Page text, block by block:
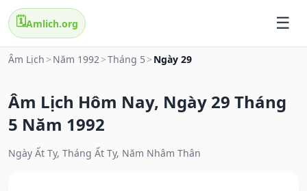
🗓️Amlich.org
Âm Lịch > Năm 1992>Tháng 5 > Ngày 29
Âm Lịch Hôm Nay, Ngày 29 Tháng
5 Năm 1992
Ngày Ất Tỵ, Tháng Ất Tỵ, Năm Nhâm Thân